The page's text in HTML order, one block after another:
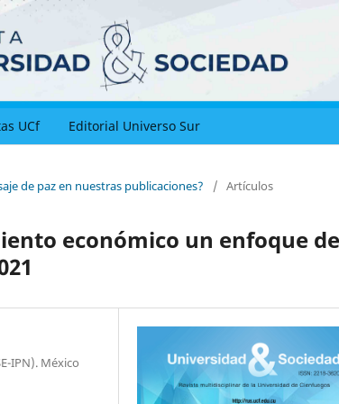
UCf Editorial Universo Sur
de paz en nuestras publicaciones? / Artículos
económico un enfoque de
IPN). México